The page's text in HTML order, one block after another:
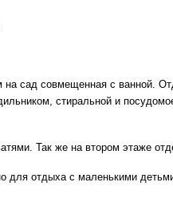
сад совмещенная с ванной.
стиральной и
Так же на втором этаже
для отдыха с маленькими